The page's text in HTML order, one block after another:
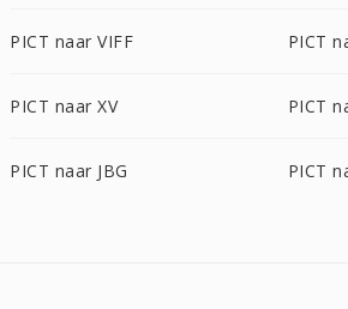
PICT naar VIFF PICT
PICT naar XV PICT
PICT naar JBG PICT